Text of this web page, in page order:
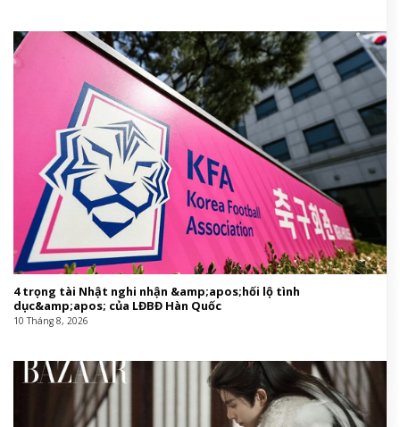
4 trọng tài Nhật nghi nhận &amp;apos;hối lộ tình
dục&amp;apos; của LĐBĐ Hàn Quốc
10 Tháng 8, 2026